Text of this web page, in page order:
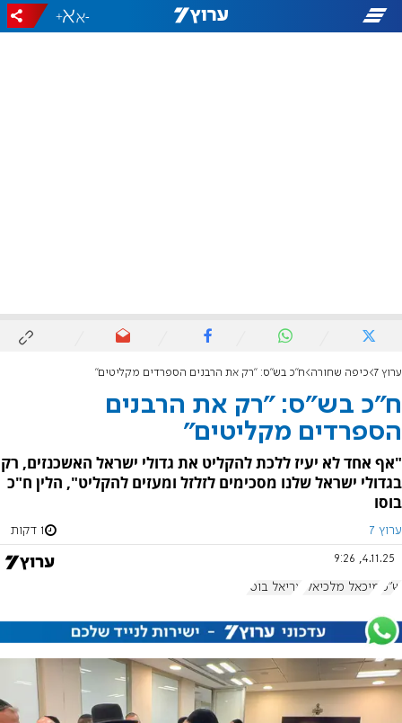
-
+
ערוץ 7 כיפה שחורה ח"כ בש"ס: "רק את הרבנים הספרדים מקליטים"
ח"כ בש"ס: "רק את הרבנים
הספרדים מקליטים"
"אף אחד לא יעיז ללכת להקליט את גדולי ישראל האשכנזים, רק
בגדולי ישראל שלנו מסכימים לזלזל ומעזים להקליט", הלין ח"כ
בוסו
ערוץ 7 1 דקות
4.11.25, 9:26
ש"ס מיכאל מלכיאלי אריאל בוסו